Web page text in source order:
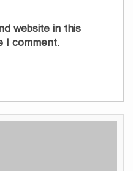
website in this
I comment.